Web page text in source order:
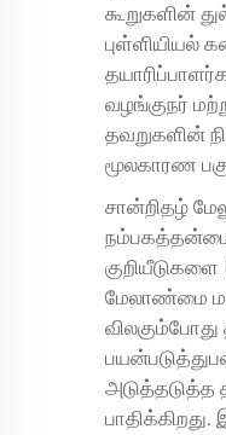
கூறுகளின்
புள்ளியியல்
வழங்குநர்
தவறுகளின்
மூலகாரண
சான்றிதழ்
நம்பகத்தன்மை,
மேலாண்மை
அடுத்தடுத்த